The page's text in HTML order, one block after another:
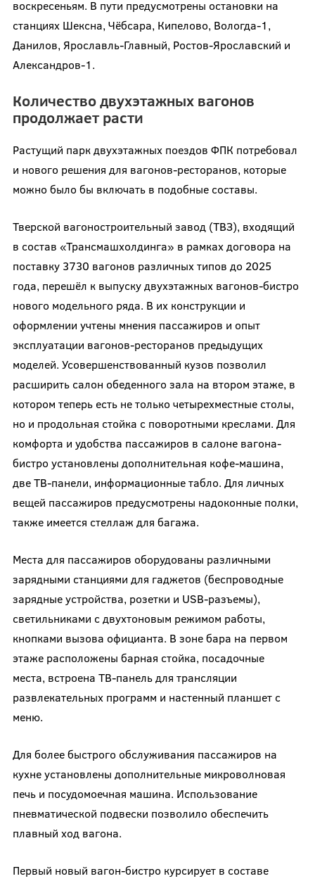
воскресеньям. В пути предусмотрены остановки на
станциях Шексна, Чёбсара, Кипелово, Вологда-1,
Данилов, Ярославль-Главный, Ростов-Ярославский и
Александров-1.
Количество двухэтажных вагонов
продолжает расти
Растущий парк двухэтажных поездов ФПК потребовал
и нового решения для вагонов-ресторанов, которые
можно было бы включать в подобные составы.
Тверской вагоностроительный завод (ТВЗ), входящий
в состав «Трансмашхолдинга» в рамках договора на
поставку 3730 вагонов различных типов до 2025
года, перешёл к выпуску двухэтажных вагонов-бистро
нового модельного ряда. В их конструкции и
оформлении учтены мнения пассажиров и опыт
эксплуатации вагонов-ресторанов предыдущих
моделей. Усовершенствованный кузов позволил
расширить салон обеденного зала на втором этаже, в
котором теперь есть не только четырехместные столы,
но и продольная стойка с поворотными креслами. Для
комфорта и удобства пассажиров в салоне вагона-
бистро установлены дополнительная кофе-машина,
две ТВ-панели, информационные табло. Для личных
вещей пассажиров предусмотрены надоконные полки,
также имеется стеллаж для багажа.
Места для пассажиров оборудованы различными
зарядными станциями для гаджетов (беспроводные
зарядные устройства, розетки и USB-разъемы),
светильниками с двухтоновым режимом работы,
кнопками вызова официанта. В зоне бара на первом
этаже расположены барная стойка, посадочные
места, встроена ТВ-панель для трансляции
развлекательных программ и настенный планшет с
меню.
Для более быстрого обслуживания пассажиров на
кухне установлены дополнительные микроволновая
печь и посудомоечная машина. Использование
пневматической подвески позволило обеспечить
плавный ход вагона.
Первый новый вагон-бистро курсирует в составе